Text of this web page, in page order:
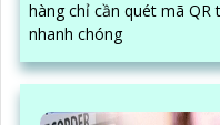
hàng chỉ cần quét mã
nhanh chóng